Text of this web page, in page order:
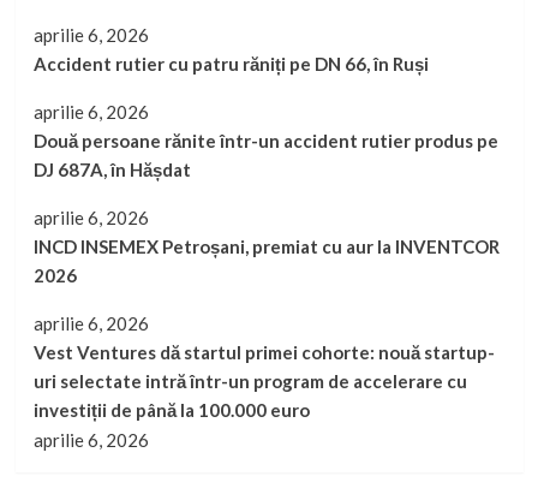
aprilie 6, 2026
Accident rutier cu patru răniți pe DN 66, în Ruși
aprilie 6, 2026
Două persoane rănite într-un accident rutier produs pe
DJ 687A, în Hășdat
aprilie 6, 2026
INCD INSEMEX Petroșani, premiat cu aur la INVENTCOR
2026
aprilie 6, 2026
Vest Ventures dă startul primei cohorte: nouă startup-
uri selectate intră într-un program de accelerare cu
investiții de până la 100.000 euro
aprilie 6, 2026